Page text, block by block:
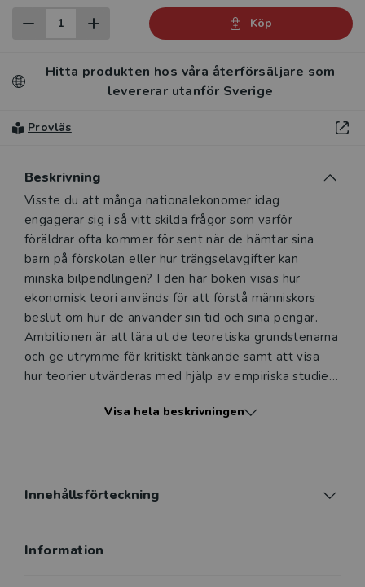
Köp
Hitta produkten hos våra återförsäljare som
levererar utanför Sverige
Provläs
Beskrivning
Beskrivning
Visste du att många nationalekonomer idag
engagerar sig i så vitt skilda frågor som varför
föräldrar ofta kommer för sent när de hämtar sina
barn på förskolan eller hur trängselavgifter kan
minska bilpendlingen? I den här boken visas hur
ekonomisk teori används för att förstå människors
beslut om hur de använder sin tid och sina pengar.
Ambitionen är att lära ut de teoretiska grundstenarna
och ge utrymme för kritiskt tänkande samt att visa
hur teorier utvärderas med hjälp av empiriska studier.
konsumtionsteorin och visar hur den kan användas för
standardteorin inte räcker till utan missar väsentliga
Den ekonomiska människan är en modern lärobok för
Visa hela beskrivningen
Innehållsförteckning
Information